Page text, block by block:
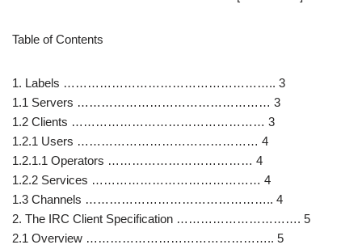
Table of Contents
1. Labels …………………………………………….. 3
1.1 Servers ………………………………………… 3
1.2 Clients ………………………………………… 3
1.2.1 Users ……………………………………… 4
1.2.1.1 Operators ……………………………… 4
1.2.2 Services …………………………………… 4
1.3 Channels ……………………………………….. 4
2. The IRC Client Specification …………………………. 5
2.1 Overview ……………………………………….. 5